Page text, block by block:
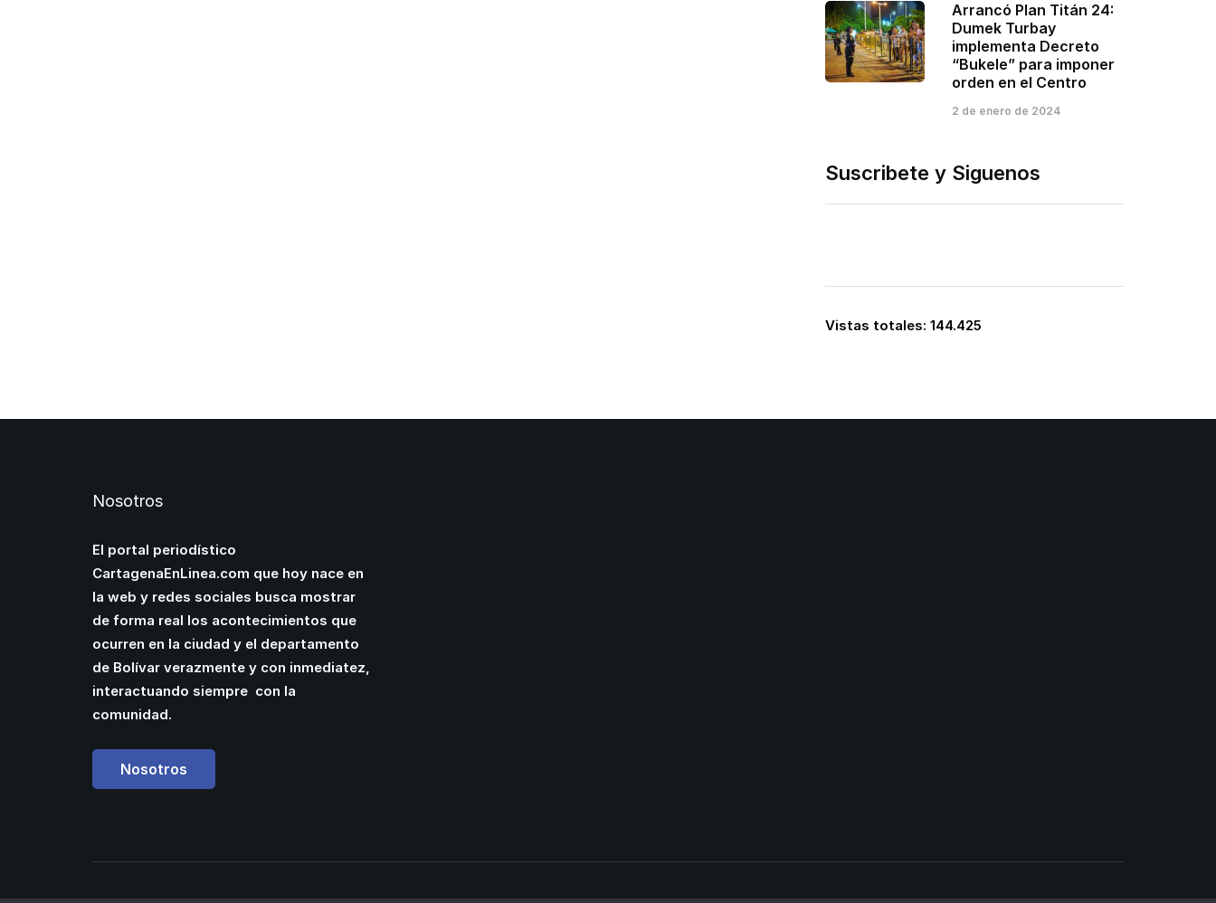
Arrancó Plan Titán 24:
Dumek Turbay
implementa Decreto
“Bukele” para imponer
orden en el Centro
2 de enero de 2024
Suscribete y Siguenos
Vistas totales: 144.425
Nosotros
El portal periodístico
CartagenaEnLinea.com que hoy nace en
la web y redes sociales busca mostrar
de forma real los acontecimientos que
ocurren en la ciudad y el departamento
de Bolívar verazmente y con inmediatez,
interactuando siempre con la
comunidad.
Nosotros